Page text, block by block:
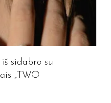
sidabro su
„TWO